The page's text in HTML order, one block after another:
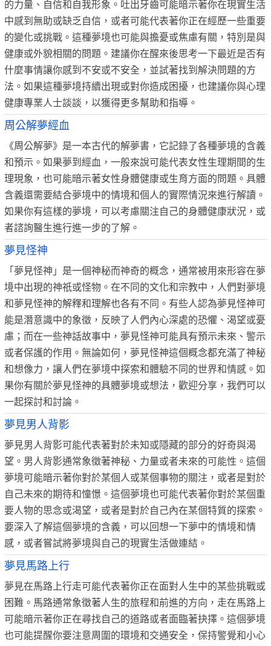
的力量、自信和自我形象。吐出牙齒可能暗示著你在現實生活
中感到無助或缺乏自信，或者可能代表著你正在經歷一些重要
的變化或挑戰。這種夢境也可能與擔憂或焦慮有關，特別是與
健康或外貌相關的問題。建議你在醒來後思考一下最近是否有
什麼事情讓你感到不安或不安全，並試著找到解決問題的方
法。如果這種夢境持續出現或對你造成困擾，也建議你與心理
健康專業人士談談，以獲得更多幫助和指導。
周公解夢經血
《周公解夢》是一本古代的解夢書，它記錄了各種夢境的含義
和預示。如果夢到經血，一般來說可能代表女性生理期間的生
理現象，也可能暗示著女性身體健康或生育方面的問題。具體
含義還需要結合夢境中的情境和個人的實際情況來進行解讀。
如果你有這樣的夢境，可以考慮關注自己的身體健康狀況，或
者諮詢醫生進行進一步的了解。
夢見怪神
「夢見怪神」是一個神秘而神奇的概念，通常被用來形容在夢
境中出現的神祇或怪物。在不同的文化和宗教中，人們對夢境
和夢見怪神的解釋和理解也各有不同。有些人認為夢見怪神可
能是潛意識中的象徵，反映了人們內心深處的恐懼、渴望或憂
慮；而在一些神話故事中，夢見怪神可能具有預示未來、警示
或者保護的作用。無論如何，夢見怪神這個概念都充滿了神秘
和想像力，讓人們在夢境中探索和體驗不同的世界和情感。如
果你有關於夢見怪神的具體夢境或想法，歡迎分享，我們可以
一起探討和討論。
夢見男人背影
夢見男人背影可能代表著對於未知或隱藏的部分的好奇與渴
望。男人背影通常象徵著神秘、力量或者未來的可能性。這個
夢境可能暗示著你對於某個人或某個事物的關注，或者是對於
自己未來的期待和憧憬。這個夢境也可能代表著你對於某個重
要人物的思念或渴望，或者是對於自己內在某個特質的探索。
要深入了解這個夢境的含義，可以回想一下夢中的情境和情
感，或者嘗試將夢境與自己的現實生活做連結。
夢見馬路上行
夢見在馬路上行走可能代表著你正在面對人生中的某些挑戰或
困難。馬路通常象徵著人生的旅程和前進的方向，走在馬路上
可能暗示著你正在尋找自己的道路或者面臨著抉擇。這個夢境
也可能提醒你要注意周圍的環境和交通安全，保持警覺和小心